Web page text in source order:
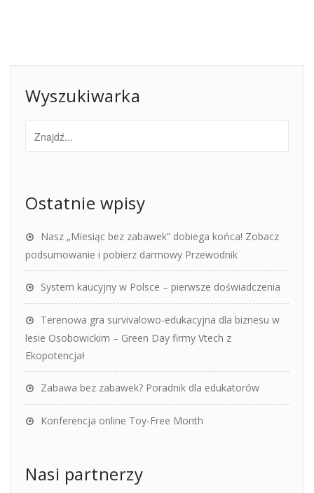
Wyszukiwarka
Ostatnie wpisy
Nasz „Miesiąc bez zabawek” dobiega końca! Zobacz
podsumowanie i pobierz darmowy Przewodnik
System kaucyjny w Polsce – pierwsze doświadczenia
Terenowa gra survivalowo-edukacyjna dla biznesu w
lesie Osobowickim – Green Day firmy Vtech z
Ekopotencjał
Zabawa bez zabawek? Poradnik dla edukatorów
Konferencja online Toy-Free Month
Nasi partnerzy